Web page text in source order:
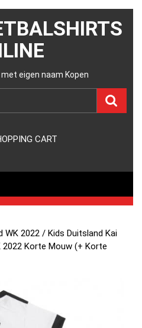
eigen naam Kopen
CART
WK 2022 / Kids Duitsland Kai
Korte Mouw (+ Korte